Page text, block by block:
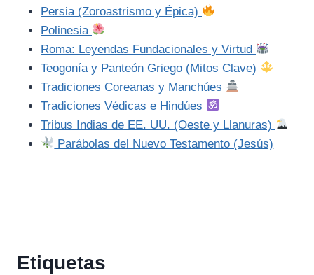
Persia (Zoroastrismo y Épica)
Polinesia
Roma: Leyendas Fundacionales y Virtud
Teogonía y Panteón Griego (Mitos Clave)
Tradiciones Coreanas y Manchúes
Tradiciones Védicas e Hindúes
Tribus Indias de EE. UU. (Oeste y Llanuras)
Parábolas del Nuevo Testamento (Jesús)
Etiquetas